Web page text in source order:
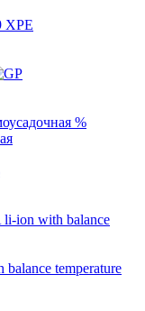
XPE
%
temperature